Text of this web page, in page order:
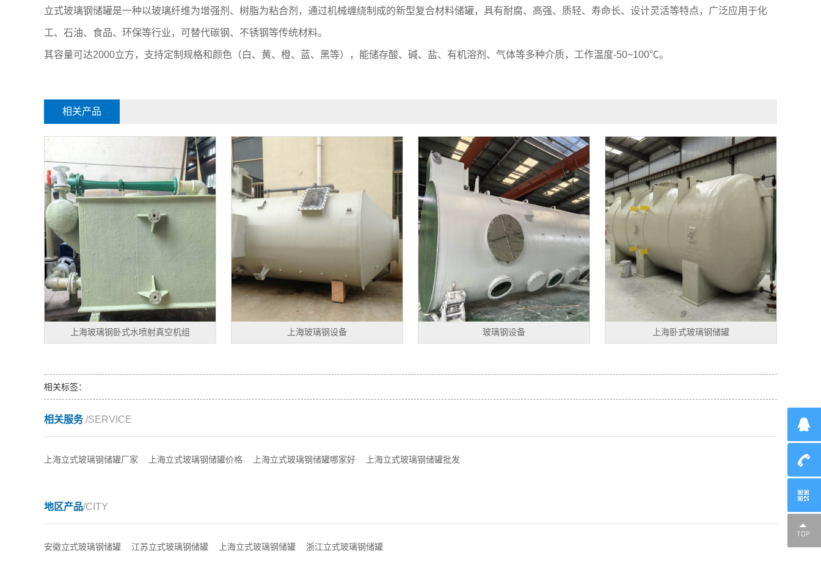
立式玻璃钢储罐是一种以玻璃纤维为增强剂、树脂为粘合剂，通过机械缠绕制成的新型复合材料储罐，具有耐腐、高强、质轻、寿命长、设计灵活等特点，广泛应用于化
工、石油、食品、环保等行业，可替代碳钢、不锈钢等传统材料。
其容量可达2000立方，支持定制规格和颜色（白、黄、橙、蓝、黑等），能储存酸、碱、盐、有机溶剂、气体等多种介质，工作温度-50~100℃。
相关产品
上海玻璃钢卧式水喷射真空机组 上海玻璃钢设备 玻璃钢设备 上海卧式玻璃钢储罐
相关标签：
相关服务/SERVICE
上海立式玻璃钢储罐厂家 上海立式玻璃钢储罐价格 上海立式玻璃钢储罐哪家好 上海立式玻璃钢储罐批发
地区产品/CITY
安徽立式玻璃钢储罐 江苏立式玻璃钢储罐 上海立式玻璃钢储罐 浙江立式玻璃钢储罐